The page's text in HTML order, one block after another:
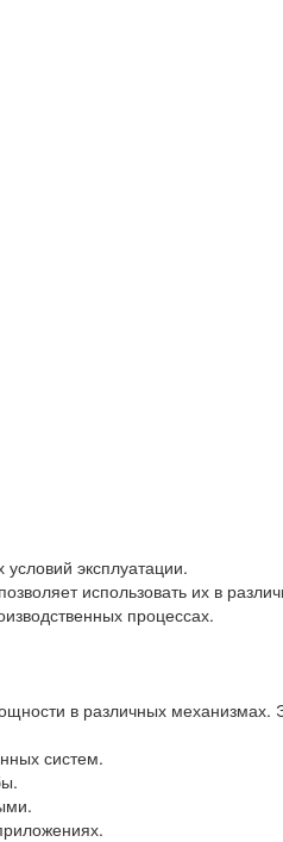
эксплуатации.
использовать их в
процессах.
в различных механизмах.
систем.